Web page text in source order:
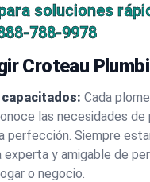
soluciones
788-9978
Croteau
Cada
las necesidades de
perfección. Siempre
experta y amigable de
o negocio.